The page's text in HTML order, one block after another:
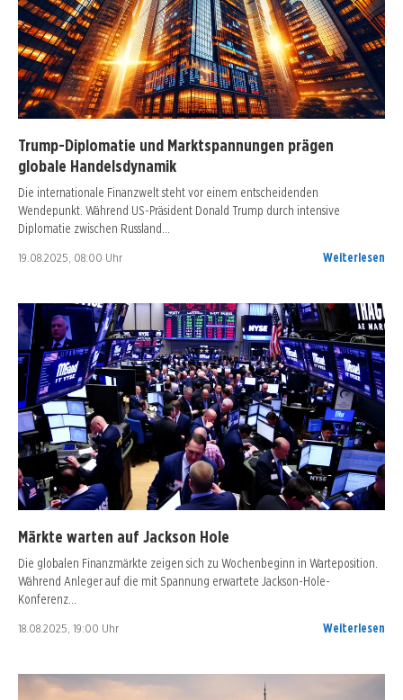
Trump-Diplomatie und Marktspannungen prägen
globale Handelsdynamik
Die internationale Finanzwelt steht vor einem entscheidenden
Wendepunkt. Während US-Präsident Donald Trump durch intensive
Diplomatie zwischen Russland…
19.08.2025, 08:00 Uhr Weiterlesen
Märkte warten auf Jackson Hole
Die globalen Finanzmärkte zeigen sich zu Wochenbeginn in Warteposition.
Während Anleger auf die mit Spannung erwartete Jackson-Hole-
Konferenz…
18.08.2025, 19:00 Uhr Weiterlesen